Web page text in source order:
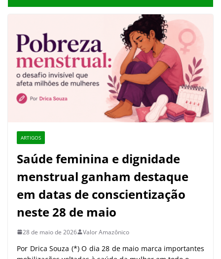
ARTIGOS
Saúde feminina e dignidade
menstrual ganham destaque
em datas de conscientização
neste 28 de maio
28 de maio de 2026 Valor Amazônico
Por Drica Souza (*) O dia 28 de maio marca importantes